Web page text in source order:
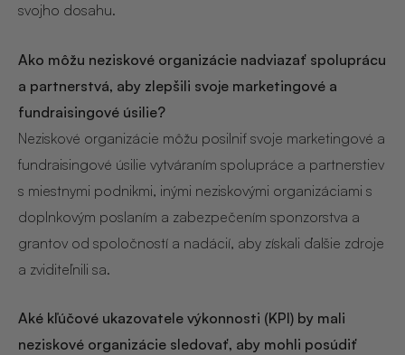
svojho dosahu.
Ako môžu neziskové organizácie nadviazať spoluprácu
a partnerstvá, aby zlepšili svoje marketingové a
fundraisingové úsilie?
Neziskové organizácie môžu posilniť svoje marketingové a
fundraisingové úsilie vytváraním spolupráce a partnerstiev
s miestnymi podnikmi, inými neziskovými organizáciami s
doplnkovým poslaním a zabezpečením sponzorstva a
grantov od spoločností a nadácií, aby získali ďalšie zdroje
a zviditeľnili sa.
Aké kľúčové ukazovatele výkonnosti (KPI) by mali
neziskové organizácie sledovať, aby mohli posúdiť